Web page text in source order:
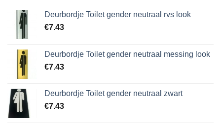
Deurbordje Toilet gender neutraal rvs look
€7.43
Deurbordje Toilet gender neutraal messing look
€7.43
Deurbordje Toilet gender neutraal zwart
€7.43